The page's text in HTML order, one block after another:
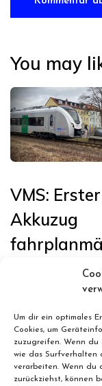
Um dir ein optimales
Cookies, um
zuzugreifen. Wenn du
wie das Surfverhalten
verarbeiten. Wenn du
zurückziehst, können
You may
VMS: Erster
Akkuzug
in
der
Leipzig <>
Chemnitz
Einsatz